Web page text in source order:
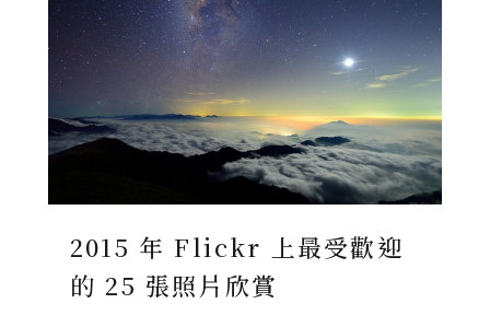
2015 年 Flickr 上最受歡迎
的 25 張照片欣賞